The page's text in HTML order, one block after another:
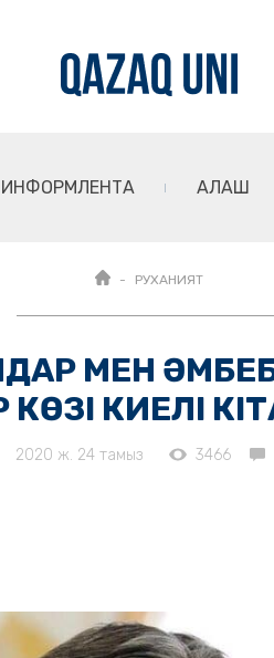
ИНФОРМЛЕНТА АЛАШ
РУХАНИЯТ
МЕН
КИЕЛІ
2020 ж. 24 тамыз 3466